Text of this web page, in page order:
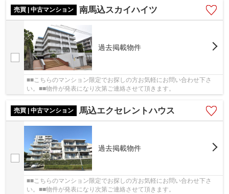
売買 | 中古マンション 南馬込スカイハイツ
過去掲載物件
■■こちらのマンション限定でお探しの方お気軽にお問い合わせ下さ
い。■■物件が発表になり次第ご連絡させて頂きます。
売買 | 中古マンション 馬込エクセレントハウス
過去掲載物件
■■こちらのマンション限定でお探しの方お気軽にお問い合わせ下さ
い。■■物件が発表になり次第ご連絡させて頂きます。